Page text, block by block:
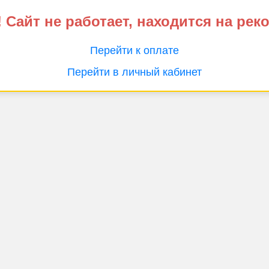
не работает, находится на
Перейти к оплате
Перейти в личный кабинет